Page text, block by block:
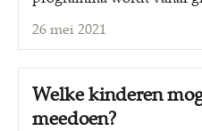
26 mei 2021
Welke kinderen
meedoen?